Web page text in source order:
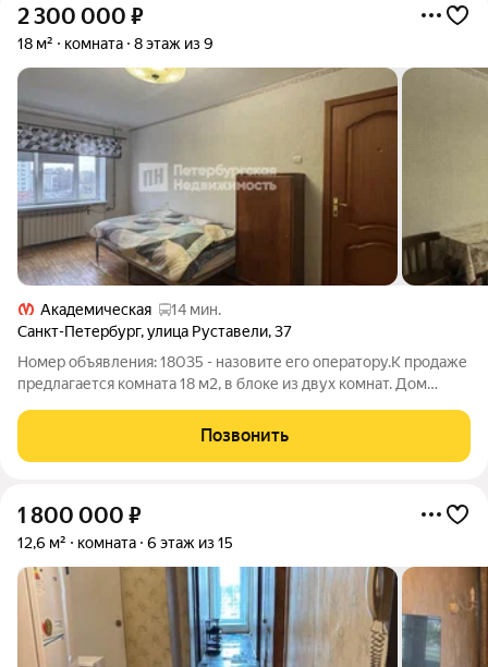
2 300 000 ₽
18 м² комната 8 этаж из 9
Академическая
14 мин.
Санкт-Петербург,улица Руставели,37
Номер объявления: 18035 - назовите его оператору.К продаже
предлагается комната 18 м2, в блоке из двух комнат. Дом
Удобное сообщение с центром города, как на личном, так и на
общественном транспорте.
Позвонить
1 800 000 ₽
12,6 м² комната 6 этаж из 15